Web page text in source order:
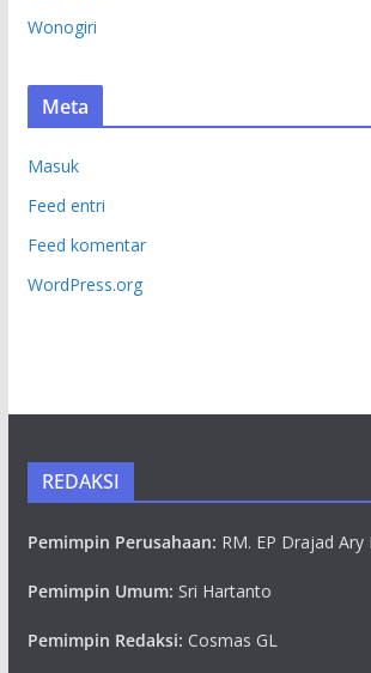
Wonogiri
Meta
Masuk
Feed entri
Feed komentar
WordPress.org
REDAKSI
Pemimpin Perusahaan: RM. EP Drajad
Pemimpin Umum: Sri Hartanto
Pemimpin Redaksi: Cosmas GL